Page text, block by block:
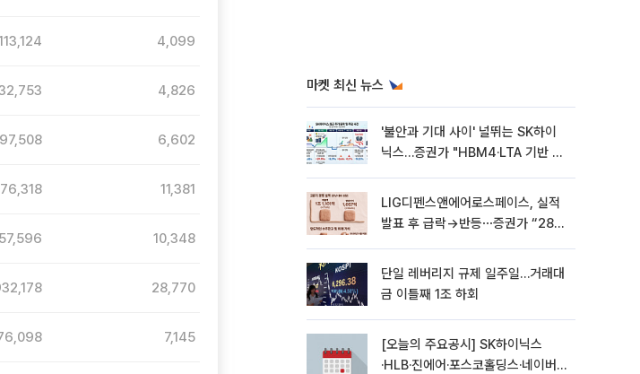
마켓 최신 뉴스
'불안과 기대 사이' 널뛰는 SK하이
닉스…증권가 "HBM4·LTA 기반 펀
LIG디펜스앤에어로스페이스, 실적
발표 후 급락→반등⋯증권가 “28년
단일 레버리지 규제 일주일…거래대
금 이틀째 1조 하회
[오늘의 주요공시] SK하이닉스
·HLB·진에어·포스코홀딩스·네이버·